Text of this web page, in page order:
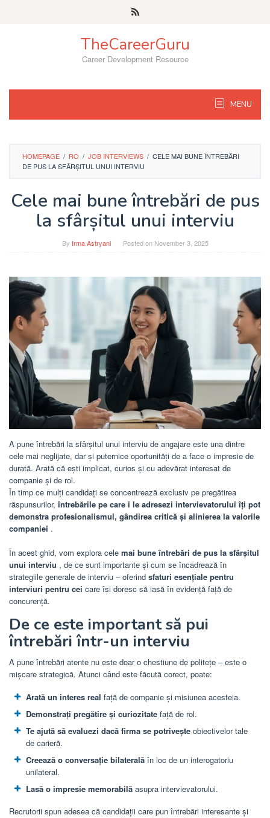
TheCareerGuru
Career Development Resource
MENU
HOMEPAGE / RO / JOB INTERVIEWS / CELE MAI BUNE ÎNTREBĂRI
DE PUS LA SFÂRȘITUL UNUI INTERVIU
Cele mai bune întrebări de pus
la sfârșitul unui interviu
By Irma Astryani Posted on November 3, 2025
A pune întrebări la sfârșitul unui interviu de angajare este una dintre
cele mai neglijate, dar și puternice oportunități de a face o impresie de
durată. Arată că ești implicat, curios și cu adevărat interesat de
companie și de rol.
În timp ce mulți candidați se concentrează exclusiv pe pregătirea
răspunsurilor, întrebările pe care i le adresezi intervievatorului îți pot
demonstra profesionalismul, gândirea critică și alinierea la valorile
companiei .
În acest ghid, vom explora cele mai bune întrebări de pus la sfârșitul
unui interviu , de ce sunt importante și cum se încadrează în
strategiile generale de interviu – oferind sfaturi esențiale pentru
interviuri pentru cei care își doresc să iasă în evidență față de
concurență.
De ce este important să pui
întrebări într-un interviu
A pune întrebări atente nu este doar o chestiune de politețe – este o
mișcare strategică. Atunci când este făcută corect, poate:
Arată un interes real față de companie și misiunea acesteia.
Demonstrați pregătire și curiozitate față de rol.
Te ajută să evaluezi dacă firma se potrivește obiectivelor tale
de carieră.
Creează o conversație bilaterală în loc de un interogatoriu
unilateral.
Lasă o impresie memorabilă asupra intervievatorului.
Recrutorii spun adesea că candidații care pun întrebări interesante și